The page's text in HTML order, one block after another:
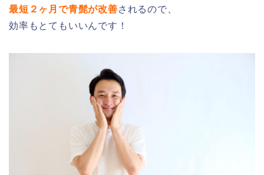
最短２ヶ月で青髭が改善されるので、
効率もとてもいいんです！